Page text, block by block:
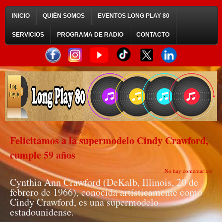
INICIO QUIÉN SOMOS EVENTOS LONG PLAY 80
SERVICIOS PROGRAMA DE RADIO CONTACTO
Felicitamos a la supermodelo Cindy Crawford,
cumple 59 años
No hay comentarios:
Cynthia Ann Crawford (DeKalb, Illinois, 20 de
febrero de 1966), conocida artísticamente como
Cindy Crawford, es una supermodelo
estadounidense.